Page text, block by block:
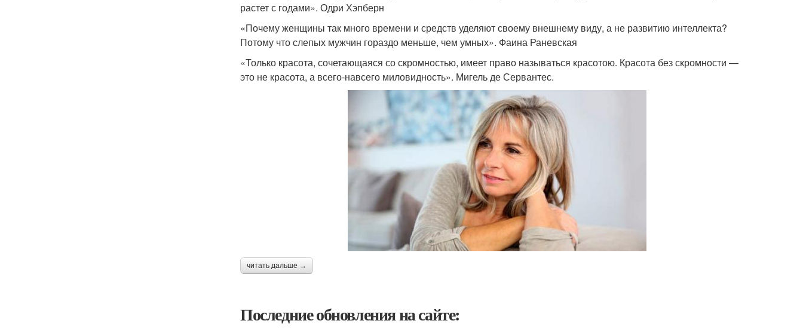
растет с годами». Одри Хэпберн
«Почему женщины так много времени и средств уделяют своему внешнему виду, а не развитию интеллекта?
Потому что слепых мужчин гораздо меньше, чем умных». Фаина Раневская
«Только красота, сочетающаяся со скромностью, имеет право называться красотою. Красота без скромности —
это не красота, а всего-навсего миловидность». Мигель де Сервантес.
читать дальше →
Последние обновления на сайте: